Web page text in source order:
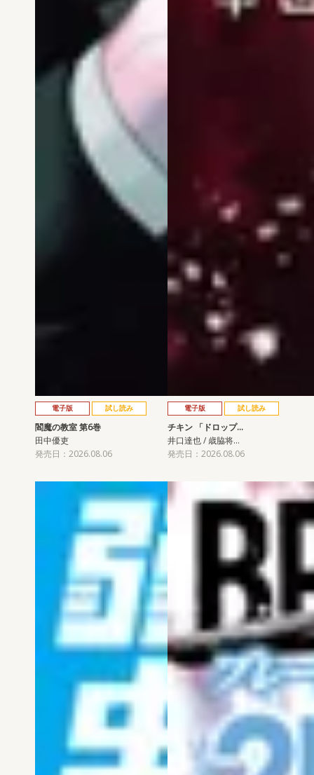
電子版 試し読み
閻魔の教室 第6巻
田中優吏
発売日：2026.08.06
電子版 試し読み
チキン 「ドロップ…
井口達也 / 歳脇将…
発売日：2026.08.06